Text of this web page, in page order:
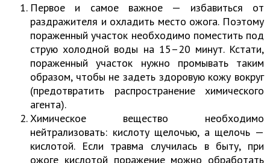
Первое и самое важное — избавиться от
раздражителя и охладить место ожога. Поэтому
пораженный участок необходимо поместить под
струю холодной воды на 15–20 минут. Кстати,
пораженный участок нужно промывать таким
образом, чтобы не задеть здоровую кожу вокруг
(предотвратить распространение химического
агента).
Химическое вещество необходимо
нейтрализовать: кислоту щелочью, а щелочь —
кислотой. Если травма случилась в быту, при
ожоге кислотой поражение можно обработать